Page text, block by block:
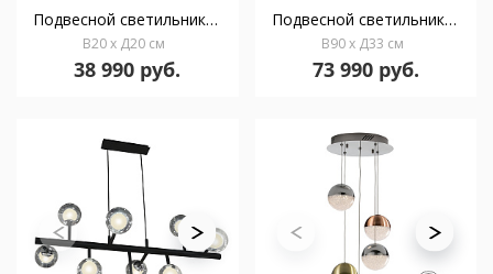
Подвесной светильник Sphere 1L LED Ø20 хром
В20 x Д20 см
38 990 руб.
Подвесной светильник Sphere 5L LED разноцветный
В90 x Д33 см
73 990 руб.